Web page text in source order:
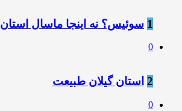
1 سوئیس؟ نه اینجا ماسال استان
0
2 استان گیلان طبیعت
0